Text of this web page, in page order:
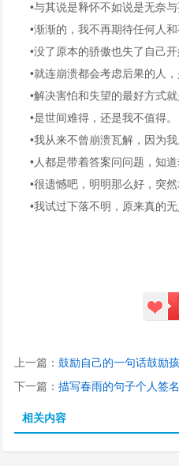
•与其说是释怀不如说是无奈与
•渐渐的，我不再期待任何人和
•没了原本的骄傲也失了自己开
•就连崩溃都会考虑后果的人，
•解决害怕和失望的最好方式就
•是世间难得，还是我不值得。
•我从来不曾崩溃瓦解，因为我
•人都是带着答案问问题，知道
•很遗憾吧，明明那么好，突然
•我试过下落不明，原来真的无
上一篇： 鼓励自己的一句话鼓励
下一篇： 描写春雨的句子个人签
相关内容